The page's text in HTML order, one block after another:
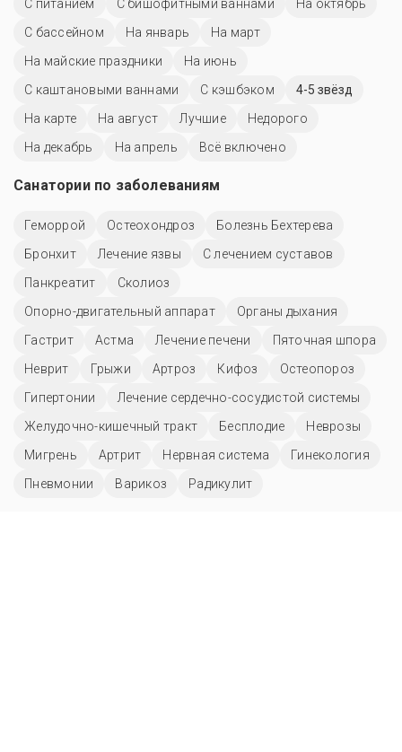
С питанием С бишофитными ваннами
На октябрь
C бассейном
На январь
На март
На майские праздники
На июнь
С каштановыми ваннами
С кэшбэком
4-5 звёзд
На карте
На август Лучшие
Недорого
На декабрь
На апрель Всё включено
Санатории по заболеваниям
Геморрой Остеохондроз
Болезнь Бехтерева
Бронхит
Лечение язвы
С лечением суставов
Панкреатит
Сколиоз
Опорно-двигательный аппарат
Органы дыхания
Гастрит
Астма Лечение печени
Пяточная шпора
Неврит
Грыжи Артроз Кифоз
Остеопороз
Гипертонии
Лечение сердечно-сосудистой системы
Желудочно-кишечный тракт
Бесплодие
Неврозы
Мигрень
Артрит Нервная система
Гинекология
Пневмонии
Варикоз Радикулит